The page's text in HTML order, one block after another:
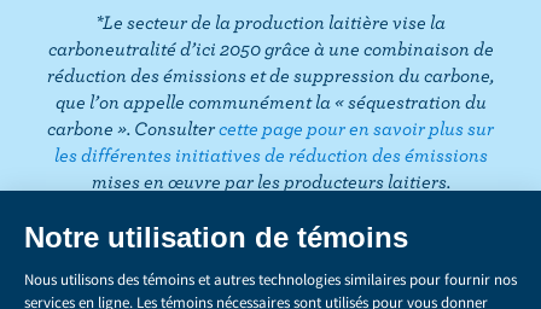
e
b
o
o
k
u
b
e
*Le secteur de la production laitière vise la
carboneutralité d’ici 2050 grâce à une combinaison de
réduction des émissions et de suppression du carbone,
que l’on appelle communément la « séquestration du
carbone ». Consultercette page pour en savoir plus sur
les différentes initiatives de réduction des émissions
mises en œuvre par les producteurs laitiers.
CONFIDENTIALITÉ